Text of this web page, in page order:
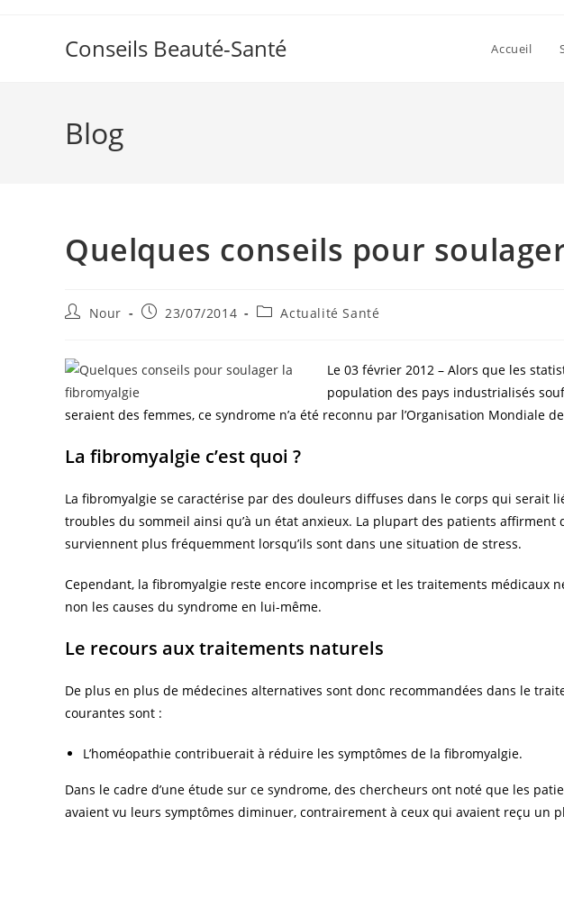
Conseils Beauté-Santé Accueil
Blog
Quelques conseils pour
Auteur/autrice
publication :
Nour
Publication
23/07/2014
PostActualité Santé
Le 03 février 2012 – Alors que les
population des pays industrialisés
seraient des femmes, ce syndrome n’a été reconnu par l’Organisation Mondiale de
La fibromyalgie c’est quoi ?
La fibromyalgie se caractérise par des douleurs diffuses dans le corps qui serait
troubles du sommeil ainsi qu’à un état anxieux. La plupart des patients
surviennent plus fréquemment lorsqu’ils sont dans une situation de stress.
Cependant, la fibromyalgie reste encore incomprise et les traitements médicaux
non les causes du syndrome en lui-même.
Le recours aux traitements naturels
De plus en plus de médecines alternatives sont donc recommandées dans le
courantes sont :
L’homéopathie contribuerait à réduire les symptômes de la fibromyalgie.
Dans le cadre d’une étude sur ce syndrome, des chercheurs ont noté que les
avaient vu leurs symptômes diminuer, contrairement à ceux qui avaient reçu un